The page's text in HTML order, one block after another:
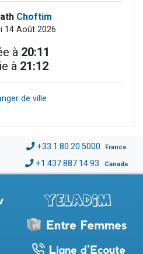
Choftim
14 Août 2026
à 20:11
à 21:12
de ville
+33.1.80.20.5000 France
+1.437.887.14.93 Canada